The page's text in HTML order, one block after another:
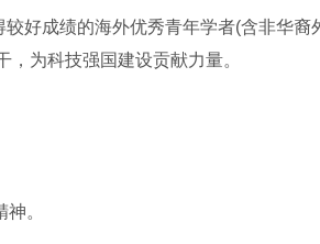
好成绩的海外优秀青年学者(含非华
为科技强国建设贡献力量。
。